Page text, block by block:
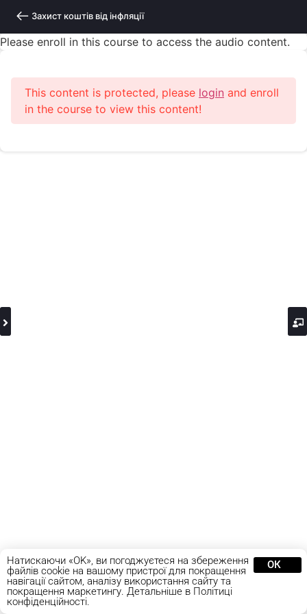
Захист коштів від інфляції
Please enroll in this course to access the audio content.
This content is protected, please login and enroll
in the course to view this content!
Натискаючи «OK», ви погоджуєтеся на збереження
файлів cookie на вашому пристрої для покращення
навігації сайтом, аналізу використання сайту та
покращення маркетингу. Детальніше в Політиці
конфіденційності.
ОК